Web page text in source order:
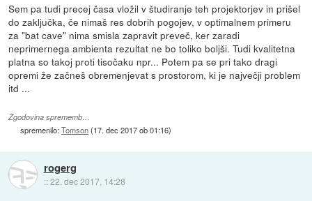
Sem pa tudi precej časa vložil v študiranje teh projektorjev in prišel
do zaključka, če nimaš res dobrih pogojev, v optimalnem primeru
za "bat cave" nima smisla zapravit preveč, ker zaradi
neprimernega ambienta rezultat ne bo toliko boljši. Tudi kvalitetna
platna so takoj proti tisočaku npr... Potem pa se pri tako dragi
opremi že začneš obremenjevat s prostorom, ki je največji problem
itd ...
Zgodovina sprememb…
spremenilo:Tomson(17. dec 2017 ob 01:16)
rogerg
::22. dec 2017, 14:28